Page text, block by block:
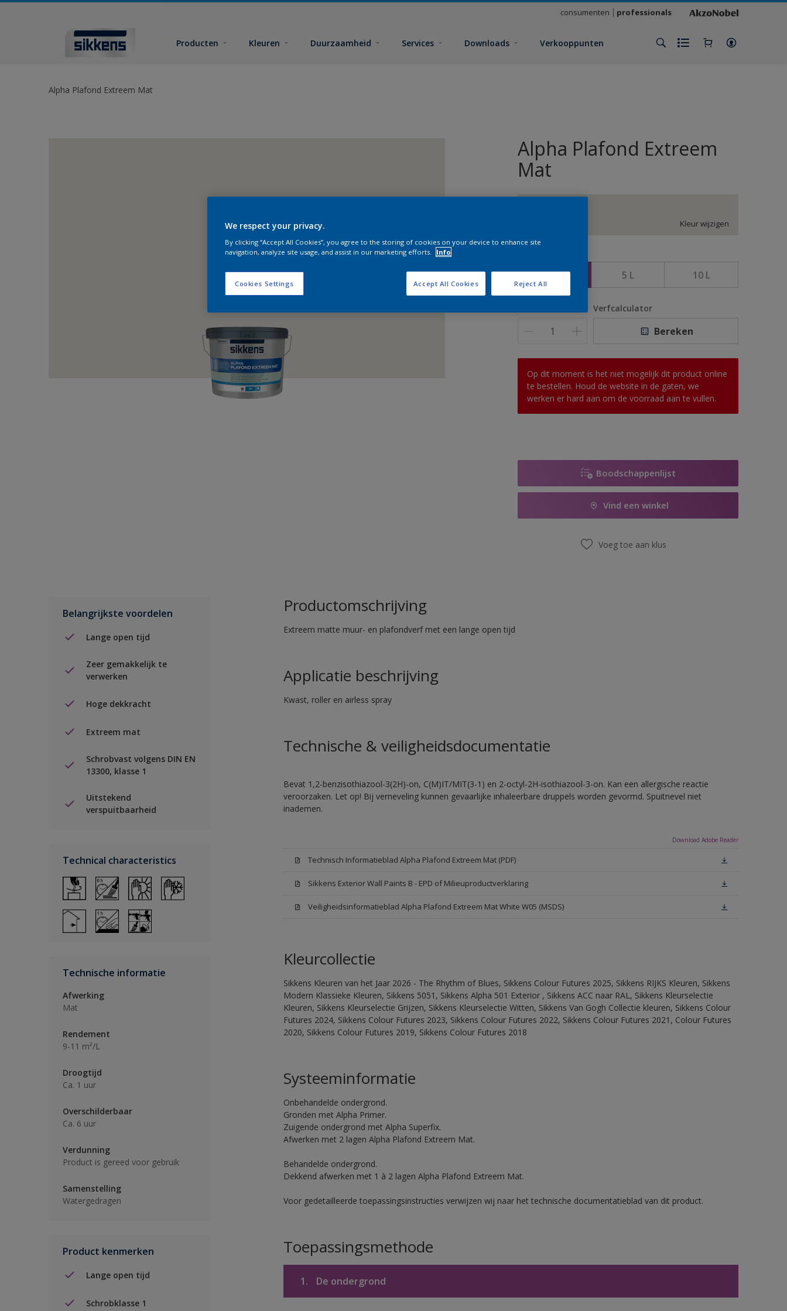
consumenten professionals
Producten Kleuren Duurzaamheid Services Downloads Verkooppunten
Alpha Plafond Extreem Mat
Alpha Plafond Extreem
Mat
Kleur wijzigen
2,5 L 5 L 10 L
Verfcalculator
Bereken
Op dit moment is het niet mogelijk dit product online
te bestellen. Houd de website in de gaten, we
werken er hard aan om de voorraad aan te vullen.
Boodschappenlijst
Vind een winkel
Voeg toe aan klus
Belangrijkste voordelen
Lange open tijd
Zeer gemakkelijk te
verwerken
Hoge dekkracht
Extreem mat
Schrobvast volgens DIN EN
13300, klasse 1
Uitstekend
verspuitbaarheid
Technical characteristics
Technische informatie
Afwerking
Mat
Rendement
9-11 m²/L
Droogtijd
Ca. 1 uur
Overschilderbaar
Ca. 6 uur
Verdunning
Product is gereed voor gebruik
Samenstelling
Watergedragen
Product kenmerken
Lange open tijd
Schrobklasse 1
Productomschrijving
Extreem matte muur- en plafondverf met een lange open tijd
Applicatie beschrijving
Kwast, roller en airless spray
Technische & veiligheidsdocumentatie
Bevat 1,2-benzisothiazool-3(2H)-on, C(M)IT/MIT(3-1) en 2-octyl-2H-isothiazool-3-on. Kan een allergische reactie
veroorzaken. Let op! Bij verneveling kunnen gevaarlijke inhaleerbare druppels worden gevormd. Spuitnevel niet
inademen.
Download Adobe Reader
Technisch Informatieblad Alpha Plafond Extreem Mat (PDF)
Sikkens Exterior Wall Paints B - EPD of Milieuproductverklaring
Veiligheidsinformatieblad Alpha Plafond Extreem Mat White W05 (MSDS)
Kleurcollectie
Sikkens Kleuren van het Jaar 2026 - The Rhythm of Blues, Sikkens Colour Futures 2025, Sikkens RIJKS Kleuren, Sikkens
Modern Klassieke Kleuren, Sikkens 5051, Sikkens Alpha 501 Exterior , Sikkens ACC naar RAL, Sikkens Kleurselectie
Kleuren, Sikkens Kleurselectie Grijzen, Sikkens Kleurselectie Witten, Sikkens Van Gogh Collectie kleuren, Sikkens Colour
Futures 2024, Sikkens Colour Futures 2023, Sikkens Colour Futures 2022, Sikkens Colour Futures 2021, Colour Futures
2020, Sikkens Colour Futures 2019, Sikkens Colour Futures 2018
Systeeminformatie
Onbehandelde ondergrond.
Gronden met Alpha Primer.
Zuigende ondergrond met Alpha Superfix.
Afwerken met 2 lagen Alpha Plafond Extreem Mat.
Behandelde ondergrond.
Dekkend afwerken met 1 à 2 lagen Alpha Plafond Extreem Mat.
Voor gedetailleerde toepassingsinstructies verwijzen wij naar het technische documentatieblad van dit product.
Toepassingsmethode
1. De ondergrond
We respect your privacy.
By clicking “Accept All Cookies”, you agree to the storing of cookies on your device to enhance site
navigation, analyze site usage, and assist in our marketing efforts.
Info
Cookies Settings Reject All
Accept All Cookies